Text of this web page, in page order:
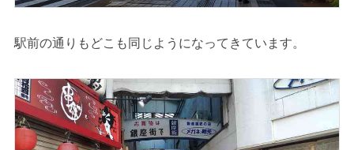
駅前の通りもどこも同じようになってきています。